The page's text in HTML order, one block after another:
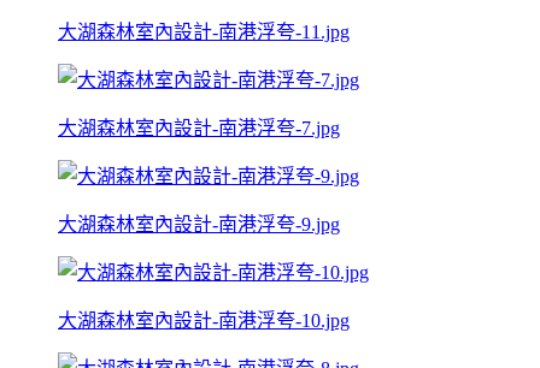
大湖森林室內設計-南港浮夸-11.jpg
大湖森林室內設計-南港浮夸-7.jpg
大湖森林室內設計-南港浮夸-9.jpg
大湖森林室內設計-南港浮夸-10.jpg